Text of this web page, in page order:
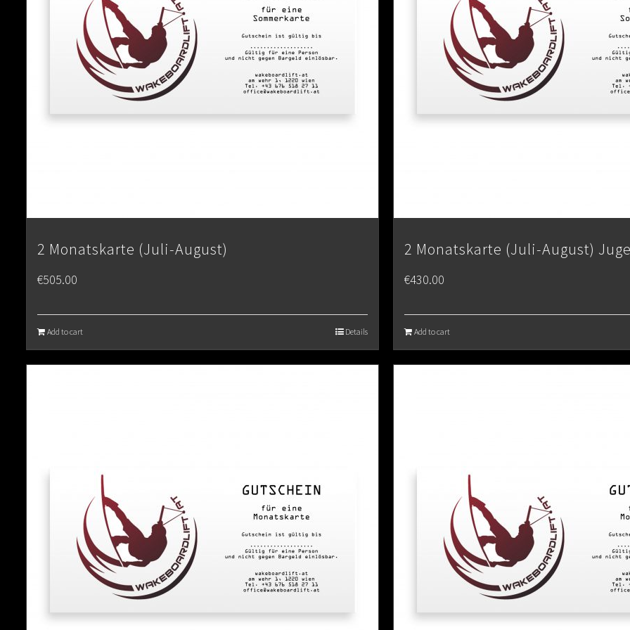
2 Monatskarte (Juli-August)
€505.00
Add to cart Details
2 Monatskarte (Juli-August)
€430.00
Add to cart